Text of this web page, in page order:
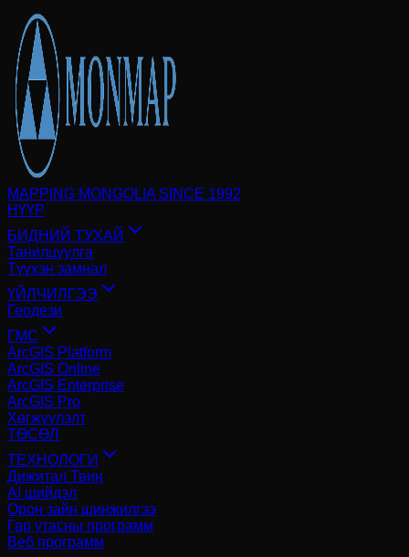
MAPPING MONGOLIA SINCE 1992
НҮҮР
БИДНИЙ ТУХАЙ
Танилцуулга
Түүхэн замнал
ҮЙЛЧИЛГЭЭ
Геодези
ГМС
ArcGIS Platform
ArcGIS Online
ArcGIS Enterprise
ArcGIS Pro
Хөгжүүлэлт
ТӨСӨЛ
ТЕХНОЛОГИ
Дижитал Твин
AI шийдэл
Орон зайн шинжилгээ
Гар утасны программ
Веб программ